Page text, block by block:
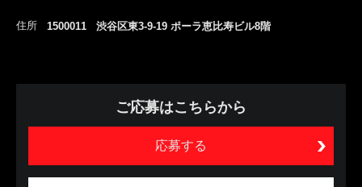
住所 1500011 渋谷区東3-9-19 ポーラ恵比寿ビル8階
ご応募はこちらから
応募する